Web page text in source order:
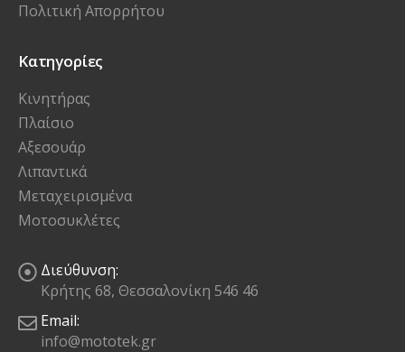
Πολιτική Απορρήτου
Κατηγορίες
Κινητήρας
Πλαίσιο
Αξεσουάρ
Λιπαντικά
Μεταχειρισμένα
Μοτοσυκλέτες
Διεύθυνση:
Κρήτης 68, Θεσσαλονίκη 546 46
Email:
info@mototek.gr